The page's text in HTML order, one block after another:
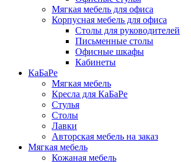
Мягкая мебель для офиса
Корпусная мебель для офиса
Столы для руководителей
Письменные столы
Офисные шкафы
Кабинеты
КаБаРе
Мягкая мебель
Кресла для КаБаРе
Стулья
Столы
Лавки
Авторская мебель на заказ
Мягкая мебель
Кожаная мебель